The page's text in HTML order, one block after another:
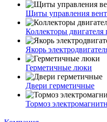
Щиты управления
Коллекторы двигателя
Якорь
Герметичные люки
Двери герметичные
Тормоз